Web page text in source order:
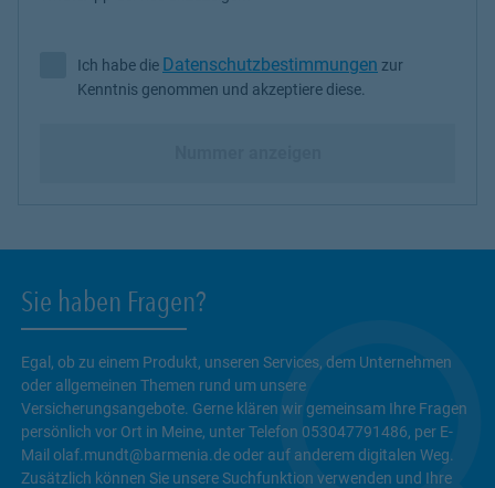
Ich habe die Datenschutzbestimmungen zur Kenntnis
Ich habe die Datenschutzbestimmungen zur
Kenntnis genommen und akzeptiere diese.
Sie haben Fragen?
Egal, ob zu einem Produkt, unseren Services, dem Unternehmen
oder allgemeinen Themen rund um unsere
Versicherungsangebote. Gerne klären wir gemeinsam Ihre Fragen
persönlich vor Ort in Meine, unter Telefon 053047791486, per E-
Mail olaf.mundt@barmenia.de oder auf anderem digitalen Weg.
Zusätzlich können Sie unsere Suchfunktion verwenden und Ihre